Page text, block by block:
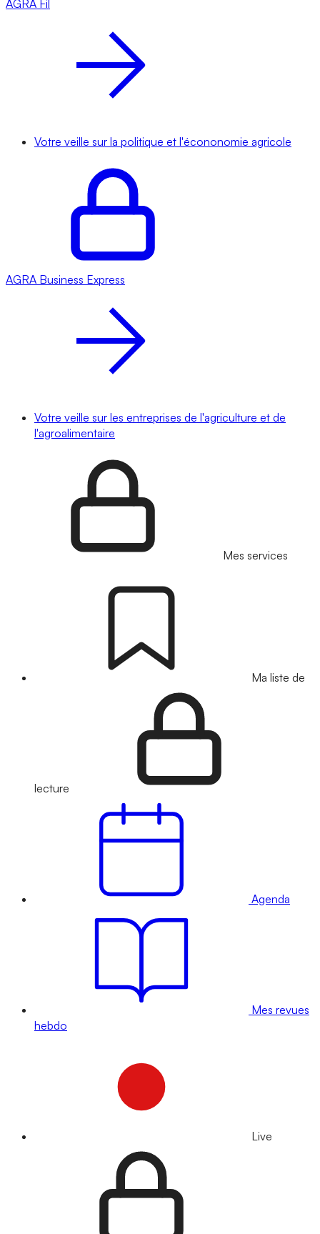
AGRA Fil
Votre veille sur la politique et l'écononomie agricole
AGRA Business Express
Votre veille sur les entreprises de l'agriculture et de
l'agroalimentaire
Mes services
Ma liste de
lecture
Agenda
Mes revues
hebdo
Live